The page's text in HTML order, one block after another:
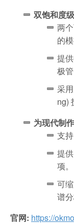
双饱和度
两
的
提
极
采
ng)
为现代制
支
提
项。
可
谱分
官网: https://